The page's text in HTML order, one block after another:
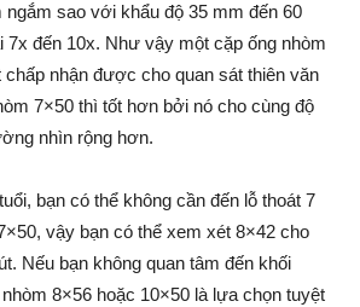
ngắm sao với khẩu độ 35 mm đến 60
7x đến 10x. Như vậy một cặp ống nhòm
chấp nhận được cho quan sát thiên văn
7×50 thì tốt hơn bởi nó cho cùng độ
nhìn rộng hơn.
bạn có thể không cần đến lỗ thoát 7
vậy bạn có thể xem xét 8×42 cho
Nếu bạn không quan tâm đến khối
8×56 hoặc 10×50 là lựa chọn tuyệt